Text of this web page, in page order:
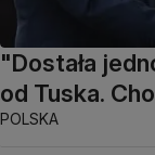
"Dostała
od Tuska.
POLSKA